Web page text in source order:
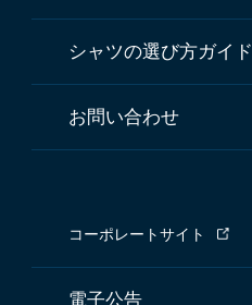
シャツの選び方ガイド
お問い合わせ
コーポレートサイト
電子公告